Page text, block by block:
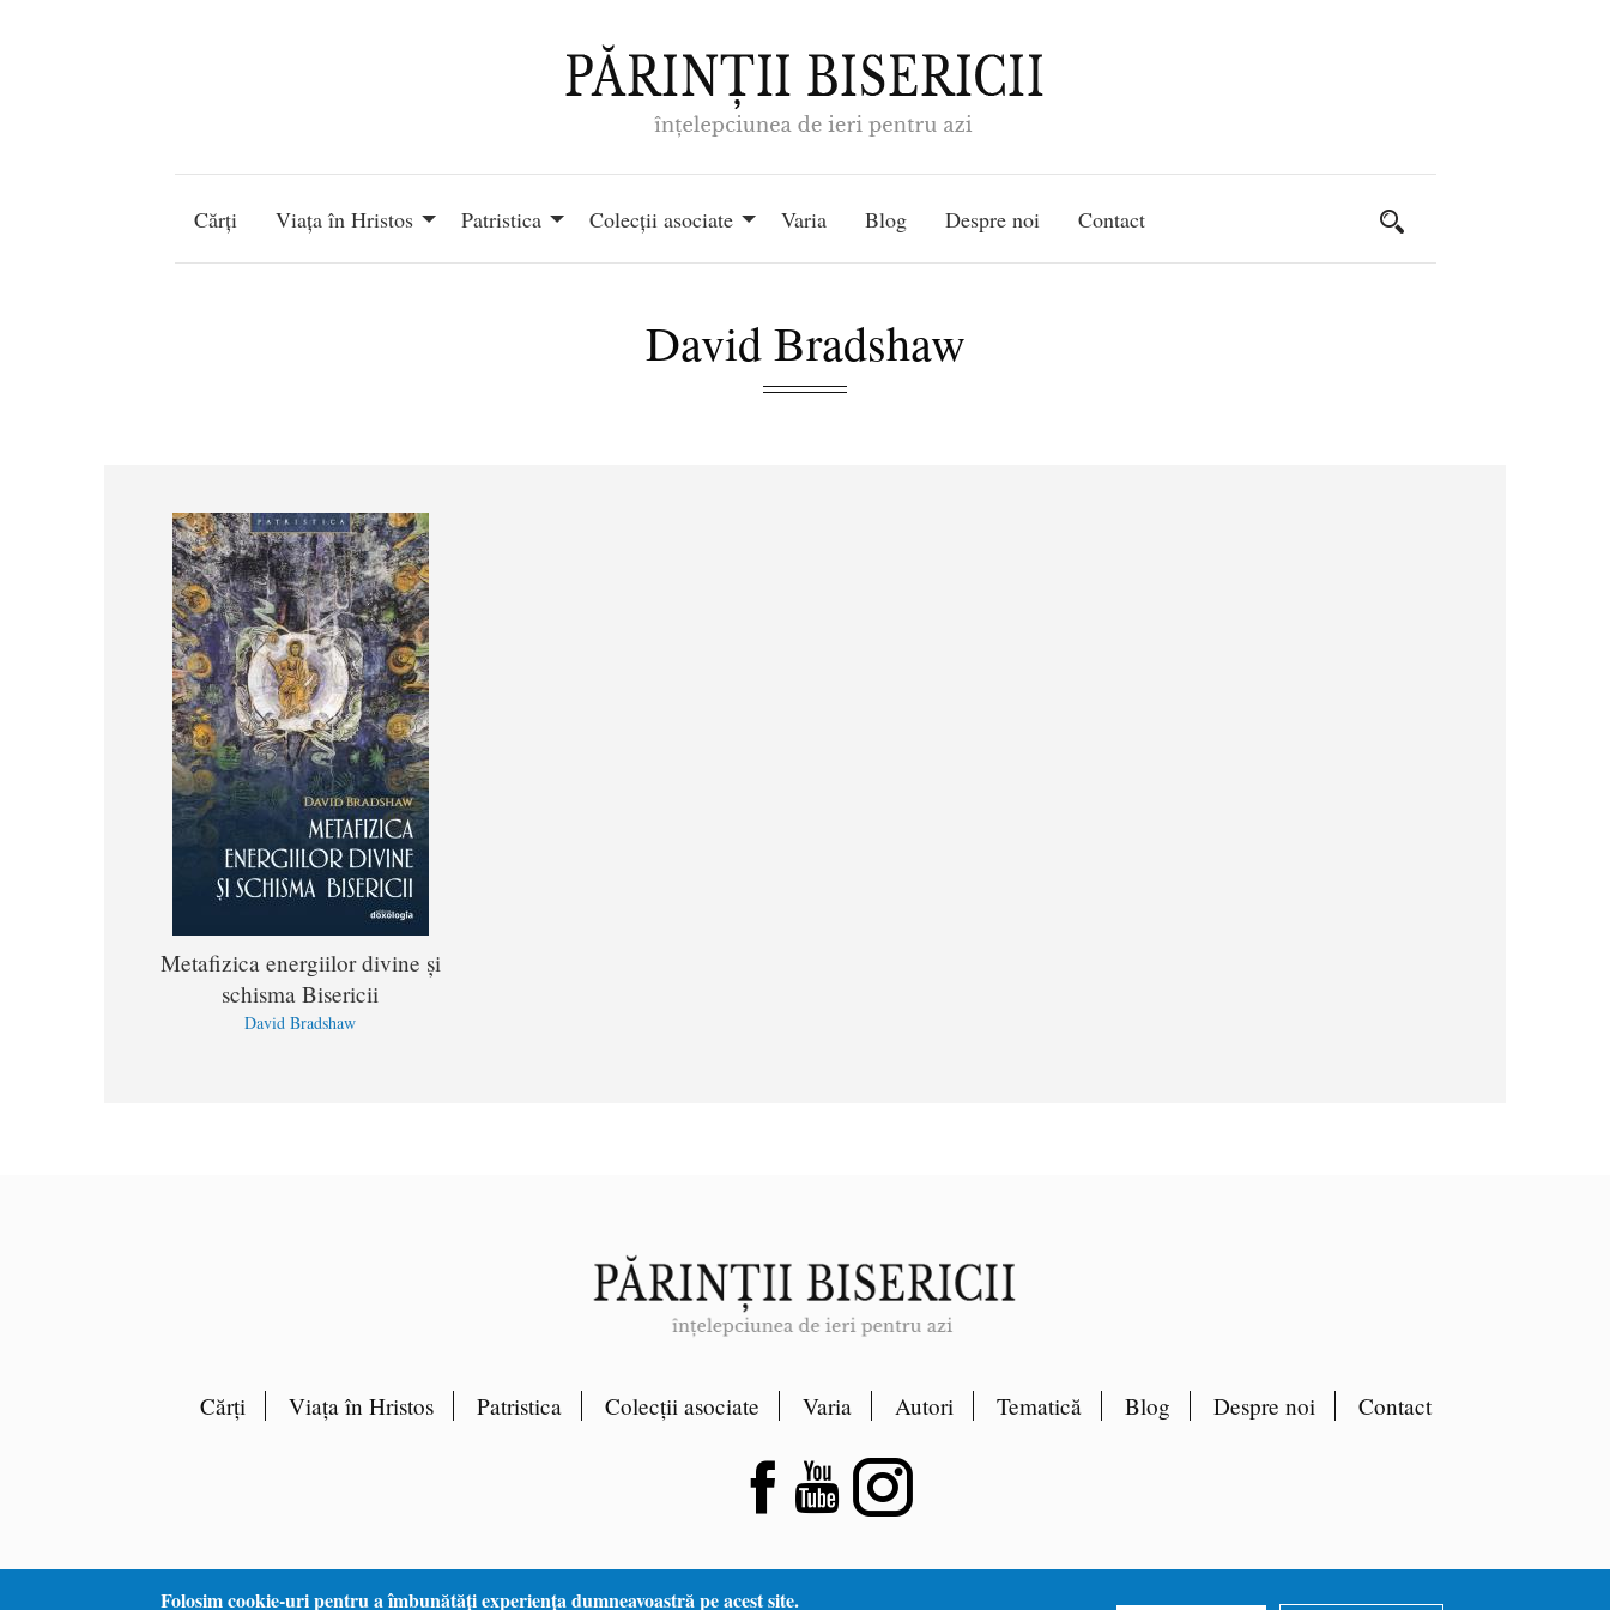
Cărți Viața în Hristos Patristica Colecții asociate Varia Blog Despre noi Contact
David Bradshaw
Metafizica energiilor divine și
schisma Bisericii
David Bradshaw
Cărți Viața în Hristos Patristica Colecții asociate Varia Autori Tematică Blog Despre noi Contact
Folosim cookie-uri pentru a îmbunătăți experiența dumneavoastră pe acest site.